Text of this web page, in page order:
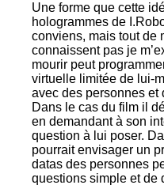
Une forme que cette
hologrammes de
conviens, mais tout de
connaissent pas je
mourir peut
virtuelle limitée de lui-
avec des personnes et
Dans le cas du film il
en demandant à son
question à lui poser.
pourrait envisager un
datas des personnes
questions simple et de